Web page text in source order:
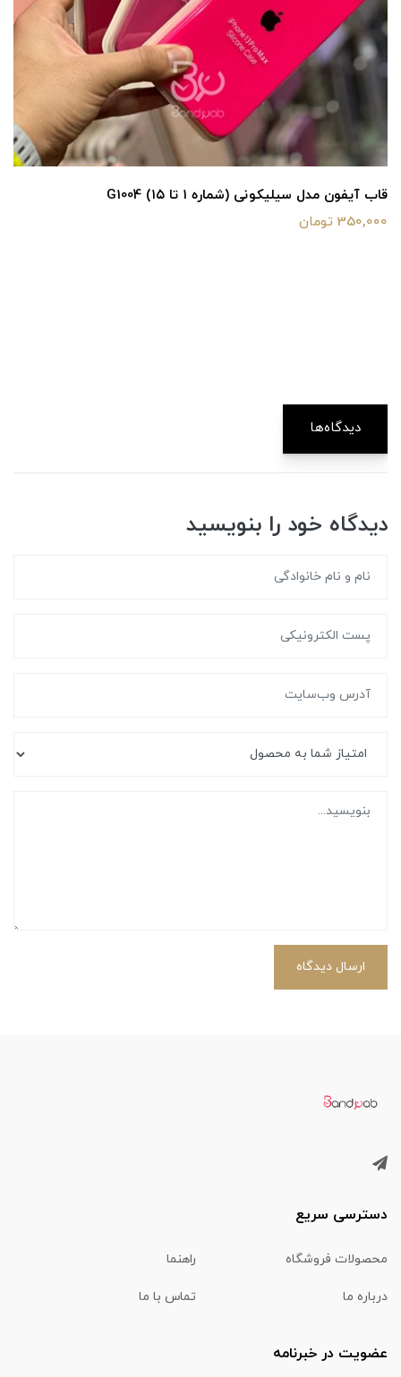
قاب آیفون مدل سیلیکونی (شماره ۱ تا ۱۵) G1004
350,000 تومان
دیدگاه‌ها
دیدگاه خود را بنویسید
ارسال دیدگاه
دسترسی سریع
محصولات فروشگاه راهنما
درباره ما تماس با ما
عضویت در خبرنامه